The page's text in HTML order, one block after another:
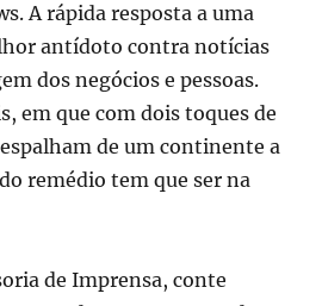
A rápida resposta a uma
antídoto contra notícias
dos negócios e pessoas.
em que com dois toques de
espalham de um continente a
remédio tem que ser na
de Imprensa, conte